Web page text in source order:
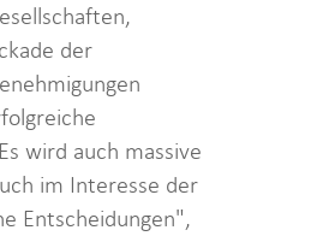
der
wird auch massive
im Interesse der
Entscheidungen",